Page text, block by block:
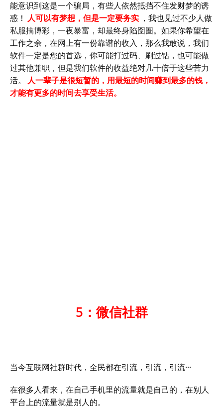
能意识到这是一个骗局，有些人依然抵挡不住发财梦的诱
惑！ 人可以有梦想，但是一定要务实 ，我也见过不少人做
私服搞博彩，一夜暴富，却最终身陷囹圄。如果你希望在
工作之余，在网上有一份靠谱的收入，那么我敢说，我们
软件一定是您的首选，你可能打过码、刷过钻，也可能做
过其他兼职，但是我们软件的收益绝对几十倍于这些苦力
活。
人一辈子是很短暂的，用最短的时间赚到最多的钱，
才能有更多的时间去享受生活。
5：微信社群
当今互联网社群时代，全民都在引流，引流，引流···
在很多人看来，在自己手机里的流量就是自己的，在别人
平台上的流量就是别人的。